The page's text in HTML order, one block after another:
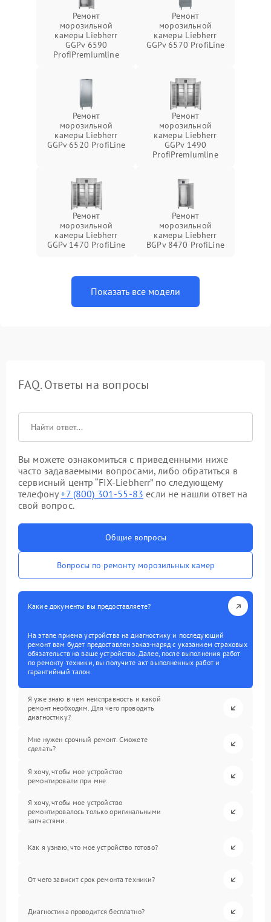
Ремонт
морозильной
камеры Liebherr
GGPv 6590
ProfiPremiumline
Ремонт
морозильной
камеры Liebherr
GGPv 6570 ProfiLine
Ремонт
морозильной
камеры Liebherr
GGPv 6520 ProfiLine
Ремонт
морозильной
камеры Liebherr
GGPv 1490
ProfiPremiumline
Ремонт
морозильной
камеры Liebherr
GGPv 1470 ProfiLine
Ремонт
морозильной
камеры Liebherr
BGPv 8470 ProfiLine
Показать все модели
FAQ. Ответы на вопросы
Вы можете ознакомиться с приведенными ниже
часто задаваемыми вопросами, либо обратиться в
сервисный центр “FIX-Liebherr” по следующему
телефону+7 (800) 301-55-83 если не нашли ответ на
свой вопрос.
Общие вопросы
Вопросы по ремонту морозильных камер
Какие документы вы предоставляете?
На этапе приема устройства на диагностику и последующий
ремонт вам будет предоставлен заказ-наряд с указанием страховых
обязательств на ваше устройство. Далее, после выполнения работ
по ремонту техники, вы получите акт выполненных работ и
гарантийный талон.
Я уже знаю в чем неисправность и какой
ремонт необходим. Для чего проводить
диагностику?
Мне нужен срочный ремонт. Сможете
сделать?
Я хочу, чтобы мое устройство
ремонтировали при мне.
Я хочу, чтобы мое устройство
ремонтировалось только оригинальными
запчастями.
Как я узнаю, что мое устройство готово?
От чего зависит срок ремонта техники?
Диагностика проводится бесплатно?